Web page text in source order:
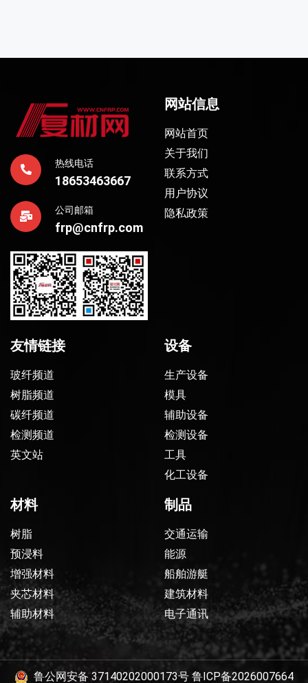
热线电话
18653463667
公司邮箱
frp@cnfrp.com
网站信息
网站首页
关于我们
联系方式
用户协议
隐私政策
友情链接
玻纤频道
树脂频道
碳纤频道
检测频道
英文站
设备
生产设备
模具
辅助设备
检测设备
工具
化工设备
材料
树脂
预浸料
增强材料
夹芯材料
辅助材料
制品
交通运输
能源
船舶游艇
建筑材料
电子通讯
鲁公网安备 37140202000173号 鲁ICP备2026007664